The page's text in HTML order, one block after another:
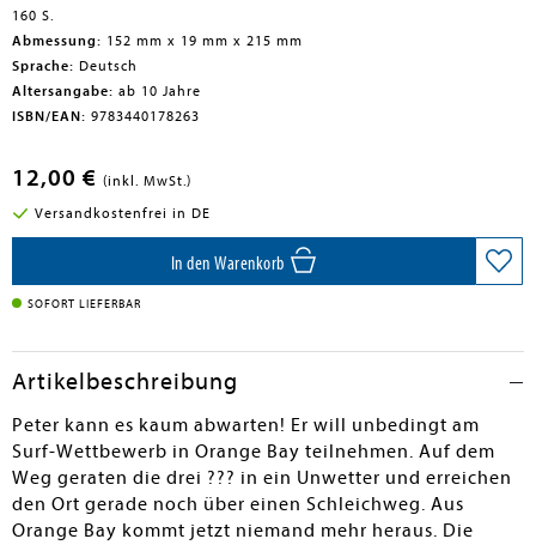
submenu
160 S.
Abmessung: 152 mm x 19 mm x 215 mm
Sprache: Deutsch
Altersangabe: ab 10 Jahre
ISBN/EAN: 9783440178263
12,00 € (inkl. MwSt.)
Versandkostenfrei in DE
In den Warenkorb
SOFORT LIEFERBAR
Artikelbeschreibung
Peter kann es kaum abwarten! Er will unbedingt am
Surf-Wettbewerb in Orange Bay teilnehmen. Auf dem
Weg geraten die drei ??? in ein Unwetter und erreichen
den Ort gerade noch über einen Schleichweg. Aus
Orange Bay kommt jetzt niemand mehr heraus. Die